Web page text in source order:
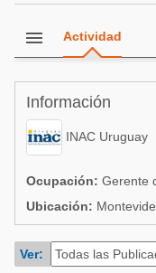
Mascotas
Acuacultura
Micotoxinas
Avicultura
Porcicultura
Lechería
Comunidades en
Avicultura
Porcicultura
Ganadería
menu Actividad
Información
INAC Uruguay
Ocupación: Gerente
Ubicación:
Ver: